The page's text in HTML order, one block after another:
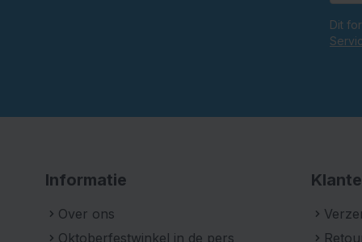
Dit
Informatie
Over ons
Oktoberfestwinkel in de pers